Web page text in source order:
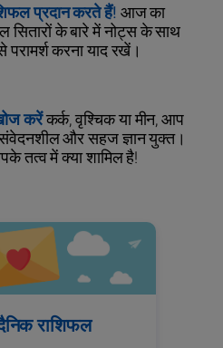
प्रदान करते हैं!आज का
सितारों के बारे में नोट्स के साथ
करना याद रखें।
करेंकर्क, वृश्चिक या मीन, आप
और सहज ज्ञान युक्त।
तत्व में क्या शामिल है!
राशिफल